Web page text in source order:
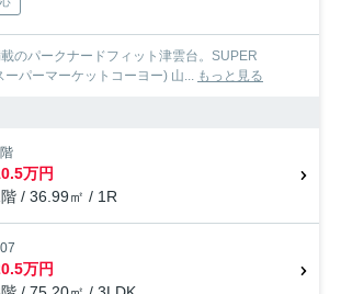
のパークナードフィット津雲台。SUPER
ーパーマーケットコーヨー) 山... もっと見る
万円
/ 36.99㎡ / 1R
万円